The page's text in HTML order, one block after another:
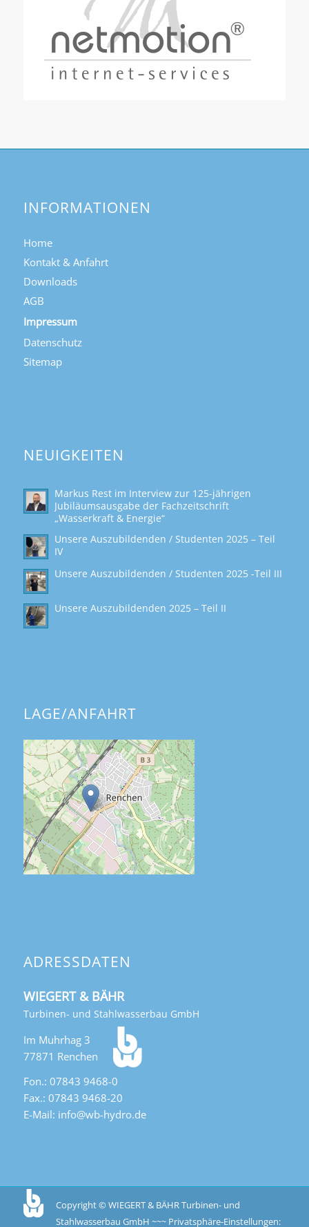
INFORMATIONEN
Home
Kontakt & Anfahrt
Downloads
AGB
Impressum
Datenschutz
Sitemap
NEUIGKEITEN
Markus Rest im Interview zur 125-jährigen
Jubiläumsausgabe der Fachzeitschrift
„Wasserkraft & Energie“
Unsere Auszubildenden / Studenten 2025 – Teil
IV
Unsere Auszubildenden / Studenten 2025 -Teil III
Unsere Auszubildenden 2025 – Teil II
LAGE/ANFAHRT
ADRESSDATEN
WIEGERT & BÄHR
Turbinen- und Stahlwasserbau GmbH
Im Muhrhag 3
77871 Renchen
Fon.: 07843 9468-0
Fax.: 07843 9468-20
E-Mail: info@wb-hydro.de
Copyright © WIEGERT & BÄHR Turbinen- und
Stahlwasserbau GmbH ~~~ Privatsphäre-Einstellungen: